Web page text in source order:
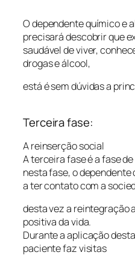
O dependente químico e
precisará descobrir que
saudável de viver,
drogas e álcool,
está é sem dúvidas a
Terceira fase:
A reinserção social
A terceira fase é a fase
nesta fase, o
a ter contato com a
desta vez a reintegração
positiva da vida.
Durante a aplicação
paciente faz visitas